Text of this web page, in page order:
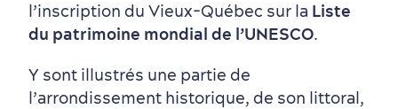
l’inscription du Vieux-Québec sur la Liste
du patrimoine mondial de l’UNESCO.
Y sont illustrés une partie de
l’arrondissement historique, de son littoral,